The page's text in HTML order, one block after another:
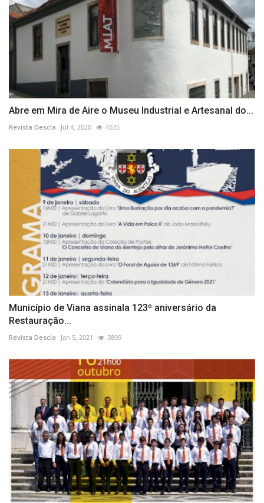
Abre em Mira de Aire o Museu Industrial e Artesanal do...
Revista Descla Jul 4, 2020 4535
Município de Viana assinala 123º aniversário da
Restauração...
Revista Descla Jan 5, 2021 3809